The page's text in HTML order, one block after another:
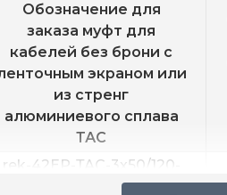
Обозначение для
заказа муфт для
кабелей без брони с
экраном или
из стренг
алюминиевого сплава
ТАС
rek-42EP-ТАС-3х50/120-